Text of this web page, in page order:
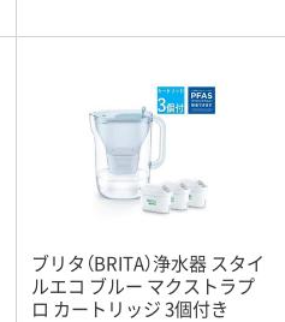
ブリタ（BRITA）浄水器 スタイ
ルエコ ブルー マクストラプ
ロ カートリッジ 3個付き